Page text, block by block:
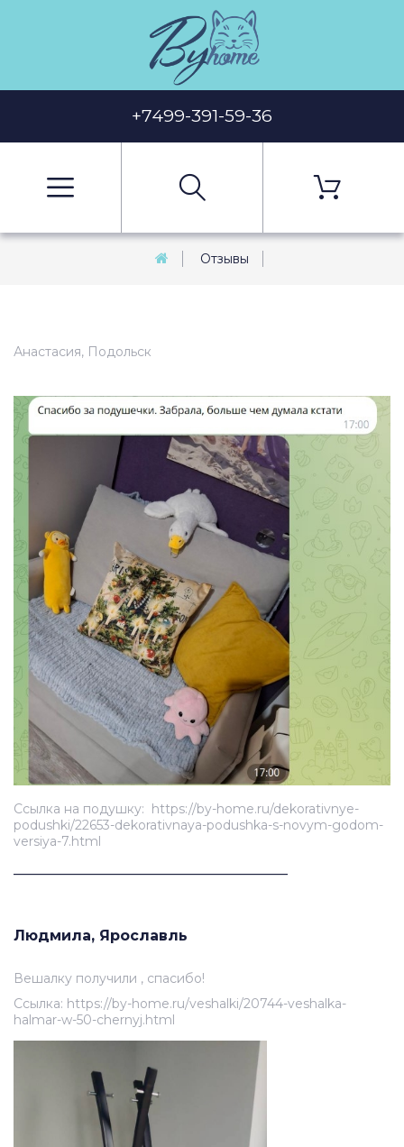
+7499-391-59-36
Отзывы
Анастасия, Подольск
Ссылка на подушку: https://by-home.ru/dekorativnye-
podushki/22653-dekorativnaya-podushka-s-novym-godom-
versiya-7.html
Людмила, Ярославль
Вешалку получили , спасибо!
Ссылка: https://by-home.ru/veshalki/20744-veshalka-
halmar-w-50-chernyj.html